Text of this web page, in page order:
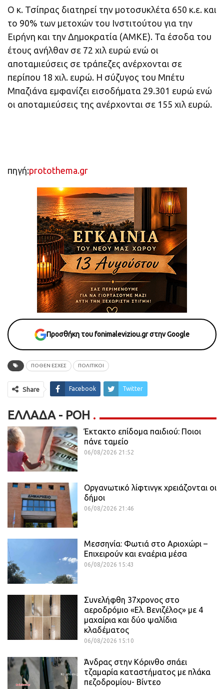
Ο κ. Τσίπρας διατηρεί την μοτοσυκλέτα 650 κ.ε. και
το 90% των μετοχών του Ινστιτούτου για την
Ειρήνη και την Δημοκρατία (ΑΜΚΕ). Τα έσοδα του
έτους ανήλθαν σε 72 χιλ ευρώ ενώ οι
αποταμιεύσεις σε τράπεζες ανέρχονται σε
περίπου 18 χιλ. ευρώ. Η σύζυγος του Μπέτυ
Μπαζιάνα εμφανίζει εισοδήματα 29.301 ευρώ ενώ
οι αποταμιεύσεις της ανέρχονται σε 155 χιλ ευρώ.
πηγή:protothema.gr
Προσθήκη του fonimaleviziou.gr στην Google
ΠΟΘΕΝ ΕΣΧΕΣ ΠΟΛΙΤΙΚΟΙ
Share Facebook Twitter
ΕΛΛΆΔΑ - ΡΟΗ
Έκτακτο επίδομα παιδιού: Ποιοι
πάνε ταμείο
06/08/2026 21:52
Οργανωτικό λίφτινγκ χρειάζονται οι
δήμοι
06/08/2026 21:46
Μεσσηνία: Φωτιά στο Αριοχώρι –
Επιχειρούν και εναέρια μέσα
06/08/2026 15:43
Συνελήφθη 37χρονος στο
αεροδρόμιο «Ελ. Βενιζέλος» με 4
μαχαίρια και δύο ψαλίδια
κλαδέματος
06/08/2026 15:10
Άνδρας στην Κόρινθο σπάει
τζαμαρία καταστήματος με πλάκα
πεζοδρομίου- Βίντεο